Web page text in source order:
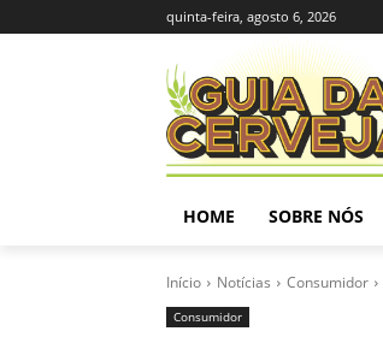
quinta-feira, agosto 6, 2026
HOME SOBRE NÓS
Início Notícias Consumidor
Consumidor